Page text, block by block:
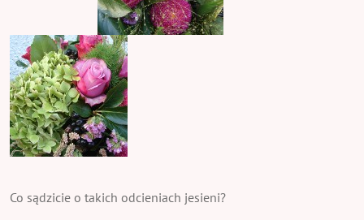
Co sądzicie o takich odcieniach jesieni?